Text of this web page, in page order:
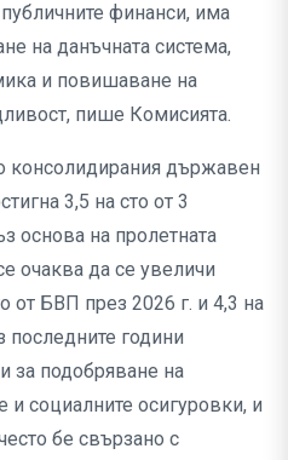
финанси, има
на данъчната система,
и повишаване на
пише Комисията.
консолидирания държавен
3,5 на сто от 3
основа на пролетната
очаква да се увеличи
от БВП през 2026 г. и 4,3 на
последните години
за подобряване на
и социалните осигуровки, и
бе свързано с